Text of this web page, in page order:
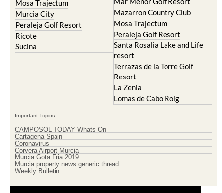
Corvera
El Valle Golf Resort
Hacienda Riquelme Golf
Resort
Lorqui
Sucina
Hacienda Riquelme Golf
Resort
Islas Menores and Mar de
Cristal
La Manga Club
La Torre Golf Resort
Mar Menor Golf Resort
Mazarron Country Club
Mosa Trajectum
Peraleja Golf Resort
Terrazas de la Torre Golf
Resort
La Zenia
Lomas de Cabo Roig